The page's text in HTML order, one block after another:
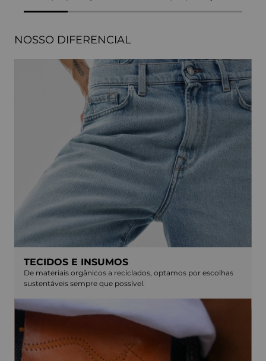
NOSSO DIFERENCIAL
TECIDOS E INSUMOS
De materiais orgânicos a reciclados, optamos por escolhas
sustentáveis sempre que possível.